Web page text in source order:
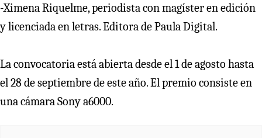
-Ximena Riquelme, periodista con magíster en edición
y licenciada en letras. Editora de Paula Digital.
La convocatoria está abierta desde el 1 de agosto hasta
el 28 de septiembre de este año. El premio consiste en
una cámara Sony a6000.